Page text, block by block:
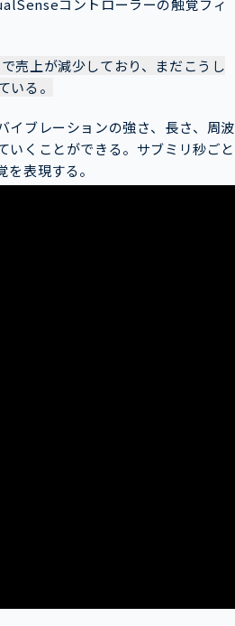
コントローラーの触覚フィ
売上が減少しており、まだこうし
る。
ブレーションの強さ、長さ、周波
いくことができる。サブミリ秒ごと
表現する。